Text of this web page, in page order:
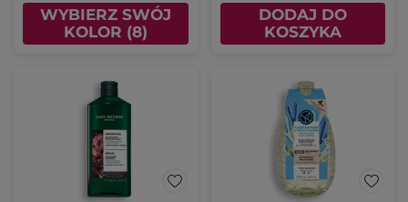
WYBIERZ SWÓJ
KOLOR (8)
DODAJ DO
KOSZYKA